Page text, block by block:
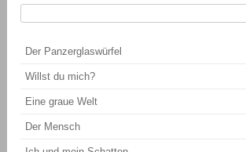
Der Panzerglaswürfel
Willst du mich?
Eine graue Welt
Der Mensch